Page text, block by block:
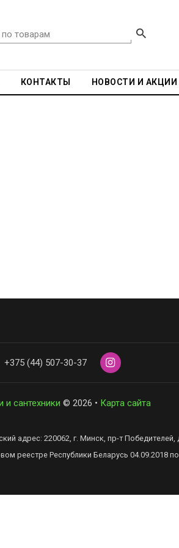
КОНТАКТЫ НОВОСТИ И АКЦИИ
+375 (44) 507-30-37
и сантехники © 2026 • Карта сайта
адрес: 220062, г. Минск, пр-т Победителей,
реестре Республики Беларусь 04.09.2018